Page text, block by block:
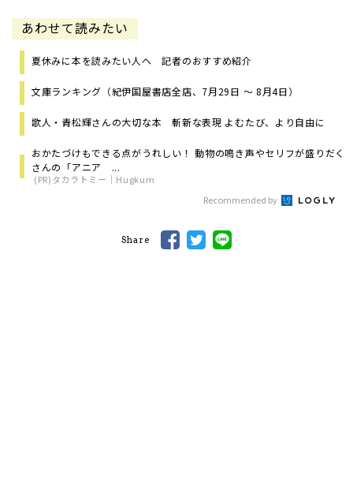
あわせて読みたい
夏休みに本を読みたい人へ 記者のおすすめ紹介
文庫ランキング（紀伊国屋書店全店、7月29日 ～ 8月4日）
歌人・青松輝さんの大切な本 斬新な表現 よむたび、より自由に
おかたづけもできる点がうれしい！ 動物の鳴き声やセリフが盛りだく
さんの「アニア ...
(PR)タカラトミー｜Hugkum
Recommended by
Share